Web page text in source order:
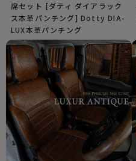
席セット [ダティ ダイアラック
ス本革パンチング] Dotty DIA-
LUX本革パンチング